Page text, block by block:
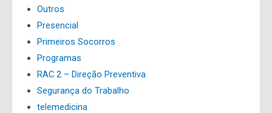
Outros
Presencial
Primeiros Socorros
Programas
RAC 2 – Direção Preventiva
Segurança do Trabalho
telemedicina